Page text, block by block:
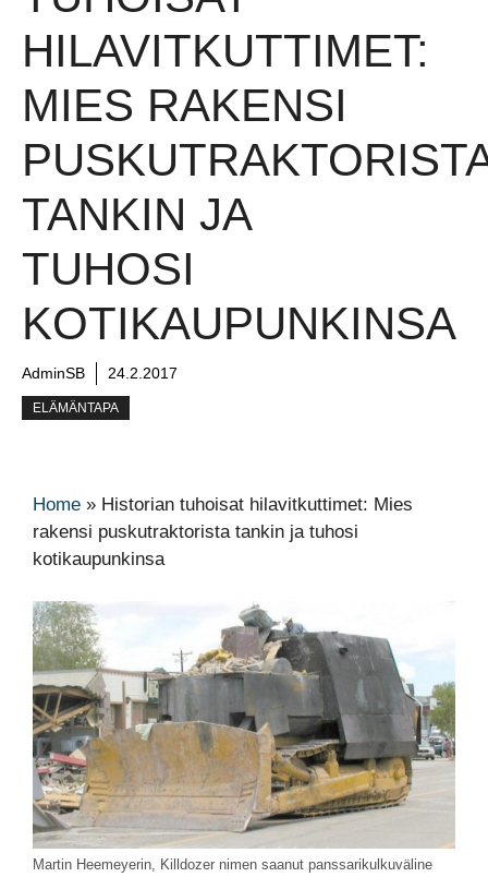
HILAVITKUTTIMET:
MIES RAKENSI
TANKIN JA
TUHOSI
KOTIKAUPUNKINSA
AdminSB 24.2.2017
ELÄMÄNTAPA
Home » Historian tuhoisat hilavitkuttimet: Mies
rakensi puskutraktorista tankin ja tuhosi
kotikaupunkinsa
Martin Heemeyerin, Killdozer nimen saanut panssarikulkuväline